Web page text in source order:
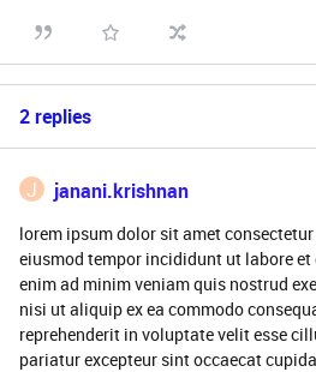
2 replies
J janani.krishnan
lorem ipsum dolor sit amet
eiusmod tempor incididunt ut labore
enim ad minim veniam quis nostrud
nisi ut aliquip ex ea commodo
reprehenderit in voluptate velit esse
pariatur excepteur sint occaecat